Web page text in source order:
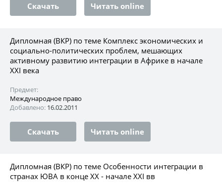
Скачать Читать online
Дипломная (ВКР) по теме Комплекс экономических и
социально-политических проблем, мешающих
активному развитию интеграции в Африке в начале
ХХI века
Предмет:
Международное право
Добавлено: 16.02.2011
Скачать Читать online
Дипломная (ВКР) по теме Особенности интеграции в
странах ЮВА в конце ХХ - начале XXI вв